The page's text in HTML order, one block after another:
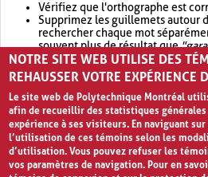
Vérifiez que l'orthographe est
Supprimez les guillemets autour
rechercher chaque mot
souvent plus de résultat que
Envisagez d'élargir votre
retournera souvent plus de
NOTRE SITE WEB UTILISE DES
REHAUSSER VOTRE EXPÉRIENCE
Le site web de Polytechnique Montréal
afin de recueillir des statistiques
expérience à ses visiteurs. En naviguant
l’utilisation de ces témoins selon les
d’utilisation. Vous pouvez refuser les
vos paramètres de navigation. Pour en